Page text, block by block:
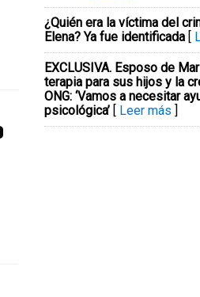
¿Quién era la víctima del
Elena? Ya fue identificada [
EXCLUSIVA. Esposo de
terapia para sus hijos y la
ONG: ‘Vamos a necesitar
psicológica’ [ Leer más ]